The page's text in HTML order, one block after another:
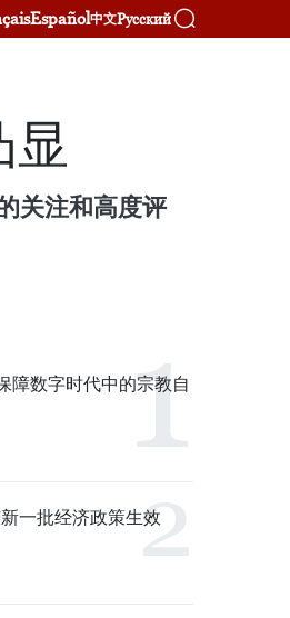
Español中文Русский
显
关注和高度评
障数字时代中的宗教自
一批经济政策生效